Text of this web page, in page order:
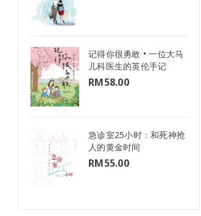
记得你很勇敢 • 一位大马
儿科医生的英伦手记
RM58.00
急诊室25小时：和死神抢
人的黄金时间
RM55.00